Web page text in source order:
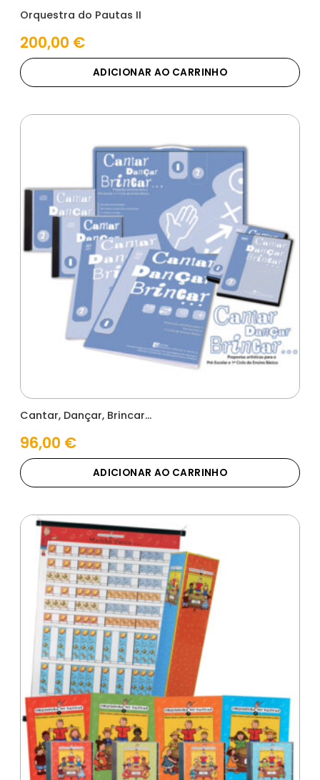
Orquestra do Pautas II
200,00 €
ADICIONAR AO CARRINHO
Cantar, Dançar, Brincar…
96,00 €
ADICIONAR AO CARRINHO